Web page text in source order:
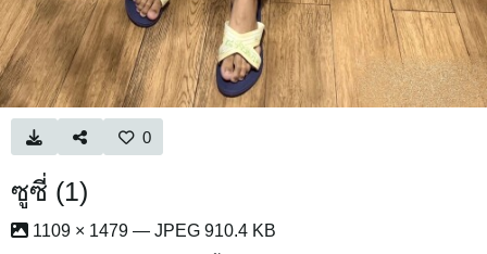
0
ซูซี่ (1)
1109 × 1479 — JPEG 910.4 KB